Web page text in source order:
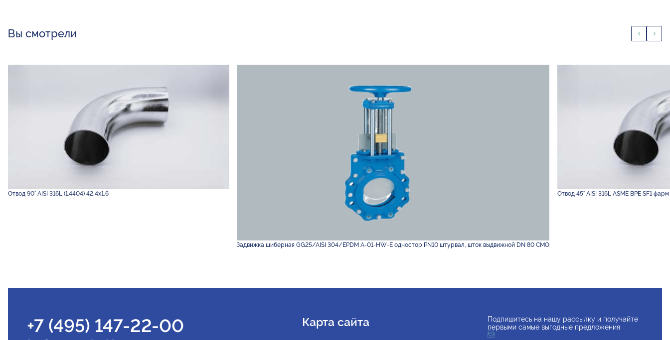
Вы смотрели
Отвод 90° AISI 316L (1.4404) 42,4х1,6
Задвижка шиберная GG25/AISI 304/EPDM A-01-HW-E одностор PN10 штурвал, шток выдвижной DN 80 CMO
Отвод 45° AISI 316L ASME BPE SF1 фарм
Подпишитесь на нашу рассылку и получайте
первыми самые выгодные предложения
+7 (495) 147-22-00
Карта сайта